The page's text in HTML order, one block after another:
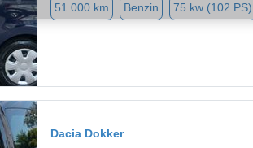
51.000 km Benzin 75 kw (102 PS)
Dacia Dokker